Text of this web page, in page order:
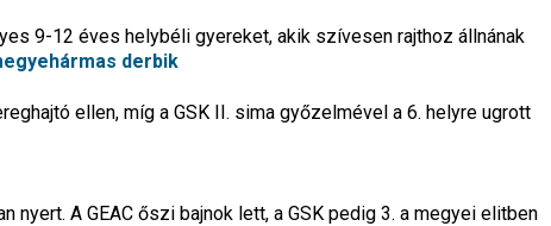
9-12 éves helybéli gyereket, akik szívesen rajthoz állnának
derbik
ellen, míg a GSK II. sima győzelmével a 6. helyre ugrott
nyert. A GEAC őszi bajnok lett, a GSK pedig 3. a megyei elitben